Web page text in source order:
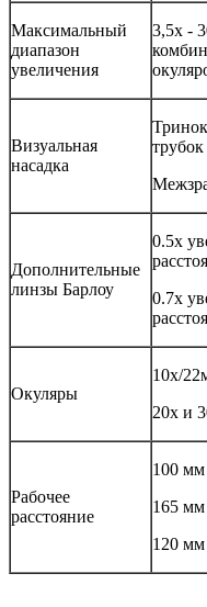
Максимальный
диапазон
увеличения
3,5х -
Визуальная
насадка
трубок
Дополнительные
линзы Барлоу
0.5х
0.7х
Окуляры
10x/
20х и
Рабочее
расстояние
100 мм
165 мм
120 мм